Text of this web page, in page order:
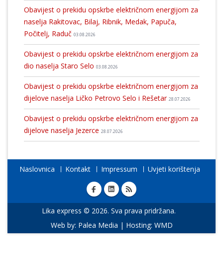
Obavijest o prekidu opskrbe električnom energijom za
naselja Rakitovac, Bilaj, Ribnik, Medak, Papuča,
Počitelj, Raduč 03.08.2026
Obavijest o prekidu opskrbe električnom energijom za
dio naselja Staro Selo 03.08.2026
Obavijest o prekidu opskrbe električnom energijom za
dijelove naselja Ličko Petrovo Selo i Rešetar 28.07.2026
Obavijest o prekidu opskrbe električnom energijom za
dijelove naselja Jezerce 28.07.2026
Naslovnica Kontakt Impressum Uvjeti korištenja
Lika express © 2026. Sva prava pridržana.
Web by: Palea Media | Hosting: WMD